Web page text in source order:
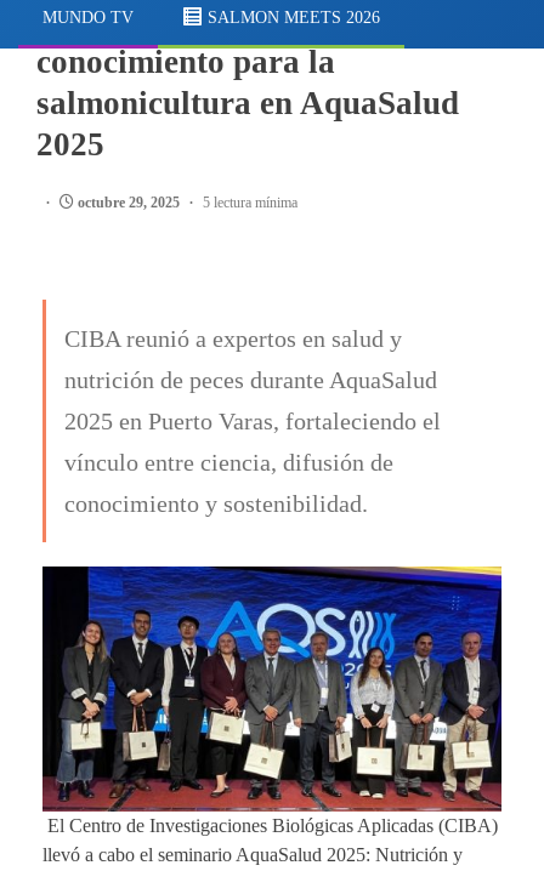
MUNDO TV SALMON MEETS 2026
CIBA articuló difusión y
conocimiento para la
salmonicultura en AquaSalud
2025
octubre 29, 2025 5 lectura mínima
CIBA reunió a expertos en salud y
nutrición de peces durante AquaSalud
2025 en Puerto Varas, fortaleciendo el
vínculo entre ciencia, difusión de
conocimiento y sostenibilidad.
El Centro de Investigaciones Biológicas Aplicadas (CIBA)
llevó a cabo el seminario AquaSalud 2025: Nutrición y